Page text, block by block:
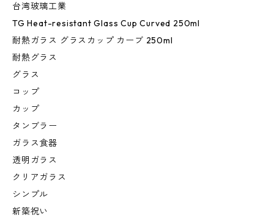
台湾玻璃工業
TG Heat-resistant Glass Cup Curved 250ml
耐熱ガラス グラスカップ カーブ 250ml
耐熱グラス
グラス
コップ
カップ
タンブラー
ガラス食器
透明ガラス
クリアガラス
シンプル
新築祝い